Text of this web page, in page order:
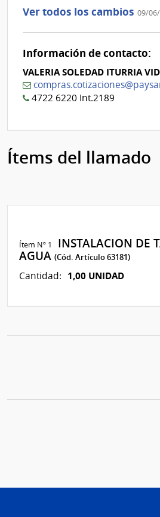
Nº
Ver todos los cambios 09/
Información de contacto:
VALERIA SOLEDAD ITURRIA
4722 6220 Int.2189
Ítems del llamado
Ítem Nº 1
INSTALACION DE
AGUA(Cód. Artículo 63181)
Cantidad: 1,00 UNIDAD